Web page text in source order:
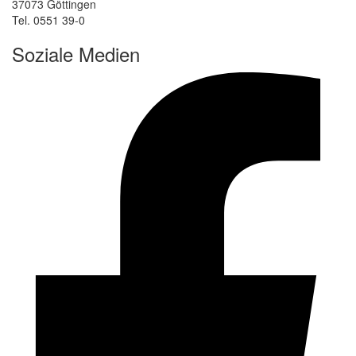
37073 Göttingen
Tel. 0551 39-0
Soziale Medien